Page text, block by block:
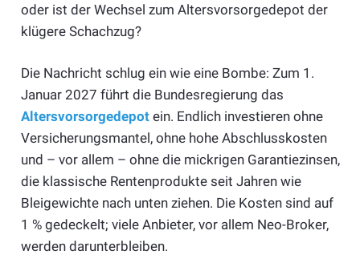
oder ist der Wechsel zum Altersvorsorgedepot der
klügere Schachzug?
Die Nachricht schlug ein wie eine Bombe: Zum 1.
Januar 2027 führt die Bundesregierung das
Altersvorsorgedepotein. Endlich investieren ohne
Versicherungsmantel, ohne hohe Abschlusskosten
und – vor allem – ohne die mickrigen Garantiezinsen,
die klassische Rentenprodukte seit Jahren wie
Bleigewichte nach unten ziehen. Die Kosten sind auf
1 % gedeckelt; viele Anbieter, vor allem Neo-Broker,
werden darunterbleiben.